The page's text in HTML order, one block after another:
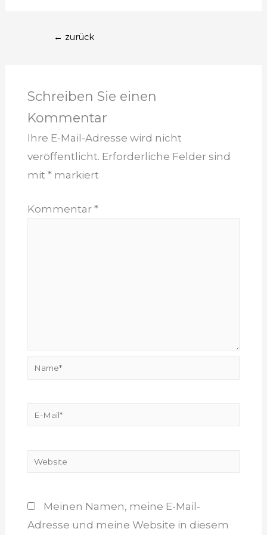
Beitrags-
← zurück
Schreiben Sie einen
Kommentar
Ihre E-Mail-Adresse wird nicht
veröffentlicht. Erforderliche Felder sind
mit *markiert
Kommentar*
Name*
E-
Website
Meinen Namen, meine E-Mail-
Adresse und meine Website in diesem